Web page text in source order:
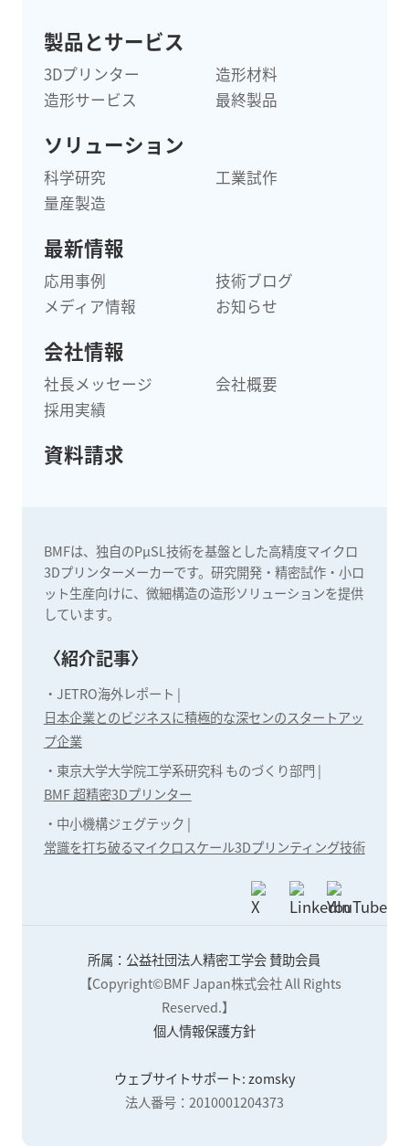
製品とサービス
3Dプリンター
造形材料
造形サービス
最終製品
ソリューション
科学研究
工業試作
量産製造
最新情報
応用事例
技術ブログ
メディア情報
お知らせ
会社情報
社長メッセージ
会社概要
採用実績
資料請求
BMFは、独自のPµSL技術を基盤とした高精度マイクロ
3Dプリンターメーカーです。研究開発・精密試作・小ロ
ット生産向けに、微細構造の造形ソリューションを提供
しています。
〈紹介記事〉
・ JETRO海外レポート |
日本企業とのビジネスに積極的な深センのスタートアッ
プ企業
・ 東京大学大学院工学系研究科 ものづくり部門 |
BMF 超精密3Dプリンター
・ 中小機構ジェグテック |
常識を打ち破るマイクロスケール3Dプリンティング技術
所属：公益社団法人精密工学会 賛助会員
【Copyright©BMF Japan株式会社 All Rights
Reserved.】
個人情報保護方針
ウェブサイトサポート: zomsky
法人番号：2010001204373